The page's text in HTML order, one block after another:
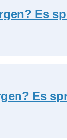
Es
Es